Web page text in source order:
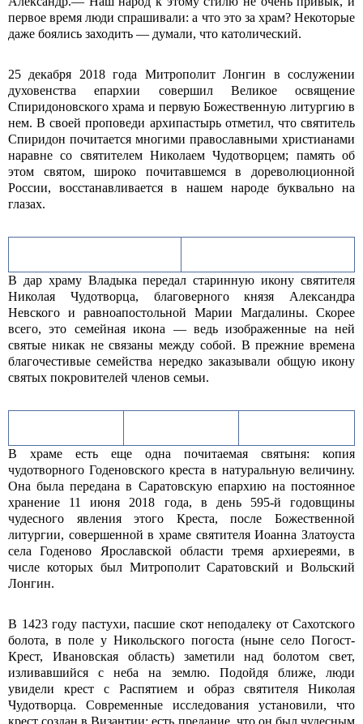
первое время люди спрашивали: а что это за храм? Некоторые
даже боялись заходить — думали, что католический.
25 декабря 2018 года Митрополит Лонгин в сослужении
духовенства епархии совершил Великое освящение
Спиридоновского храма и первую Божественную литургию в
нем. В своей проповеди архипастырь отметил, что святитель
Спиридон почитается многими православными христианами
наравне со святителем Николаем Чудотворцем; память об
этом святом, широко почитавшемся в дореволюционной
России, восстанавливается в нашем народе буквально на
глазах.
В дар храму Владыка передал старинную икону святителя
Николая Чудотворца, благоверного князя Александра
Невского и равноапостольной Марии Магдалины. Скорее
всего, это семейная икона — ведь изображенные на ней
святые никак не связаны между собой. В прежние времена
благочестивые семейства нередко заказывали общую икону
святых покровителей членов семьи.
В храме есть еще одна почитаемая святыня: копия
чудотворного Годеновского креста в натуральную величину.
Она была передана в Саратовскую епархию на постоянное
хранение 11 июня 2018 года, в день 595-й годовщины
чудесного явления этого Креста, после Божественной
литургии, совершенной в храме святителя Иоанна Златоуста
села Годеново Ярославской области тремя архиереями, в
числе которых был Митрополит Саратовский и Вольский
Лонгин.
В 1423 году пастухи, пасшие скот неподалеку от Сахотского
болота, в поле у Никольского погоста (ныне село Погост-
Крест, Ивановская область) заметили над болотом свет,
изливавшийся с неба на землю. Подойдя ближе, люди
увидели крест с Распятием и образ святителя Николая
Чудотворца. Современные исследования установили, что
крест создан в Византии; есть предание, что он был чудесным